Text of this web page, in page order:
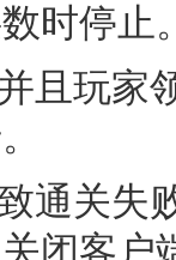
时停止
且玩家
通关失
闭客户